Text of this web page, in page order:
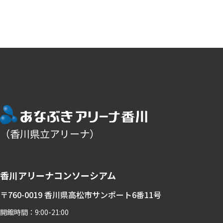
（香川県立アリーナ）
香川アリーナコンソーシアム
〒760-0019 香川県高松市サンポート6番11号
開館時間：9:00-21:00